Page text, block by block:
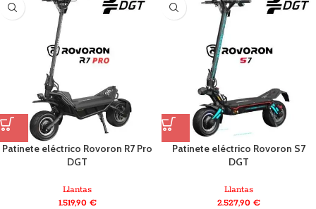
Patinete eléctrico Rovoron R7 Pro
DGT
Llantas
1.519,90 €
Patinete eléctrico Rovoron S7
DGT
Llantas
2.527,90 €